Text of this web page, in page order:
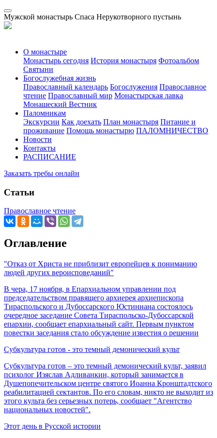
Мужской монастырь Спаса Нерукотворного пустынь
О монастыре
Монастырь сегодня История монастыря Фотоальбом
Святыни
Богослужебная жизнь
Православный календарь Богослужения Православное
чтение Православный мир Монастырская лавка
Монашеский Вестник
Паломникам
Экскурсии Как доехать План монастыря Питание и
проживание Помощь монастырю ПАЛОМНИЧЕСТВО
Новости
Контакты
РАСПИСАНИЕ
Заказать требы онлайн
Статьи
Православное чтение
Оглавление
"Отказ от Христа не приблизит европейцев к пониманию
людей других вероисповеданий"
В чера, 17 ноября, в Епархиальном управлении под
председательством правящего архиерея архиепископа
Тираспольского и Дубоссарского Юстиниана состоялось
очередное заседание Совета Тираспольско-Дубоссарской
епархии, сообщает епархиальный сайт. Первым пунктом
повестки заседания стало обсуждение известия о решении
Субкультура готов - это темный демонический культ
Субкультура готов – это темный демонический культ, заявил
психолог Изяслав Адливанкин, который занимается в
Душепопечительском центре святого Иоанна Кронштадтского
реабилитацией сектантов. По его словам, никто не выходит из
этого культа без серьезных потерь, сообщает "Агентство
национальных новостей".
Этот день в Русской истории